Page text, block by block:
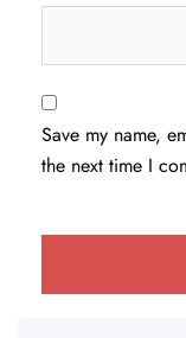
Save my name,
the next time I